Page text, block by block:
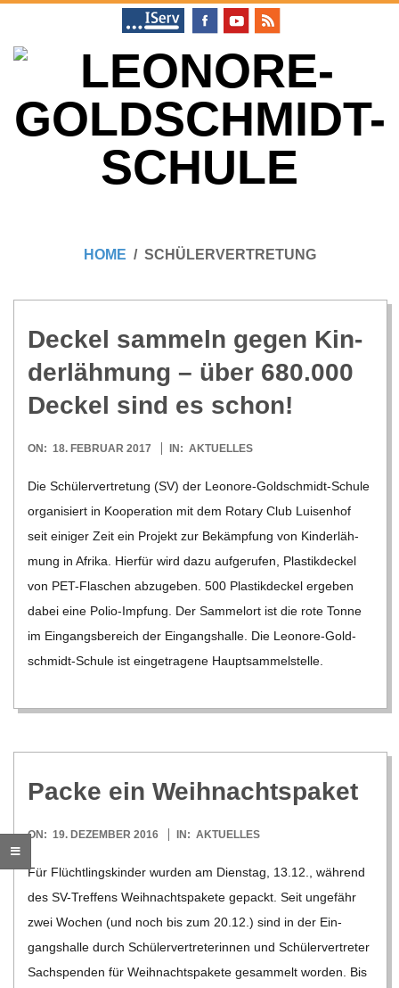
content
O
N
O
R
E
-
G
O
S
C
H
M
HOME SCHÜLERVERTRETUNG
Deckel sam­meln gegen Kin­
der­läh­mung – über 680.000
Deckel sind es schon!
2017-
ON: 18. FEBRUAR 2017 IN: AKTUELLES
Die Schü­ler­ver­tre­tung (SV) der Leo­­nore-Gol­d­­schmidt-Schule
orga­ni­siert in Koope­ra­tion mit dem Rotary Club Lui­sen­hof
seit eini­ger Zeit ein Pro­jekt zur Bekämp­fung von Kin­der­läh­
mung in Afrika. Hier­für wird dazu auf­ge­ru­fen, Plas­tik­de­ckel
von PET-Fla­­schen abzu­ge­ben. 500 Plas­tik­de­ckel erge­ben
dabei eine Polio-Imp­­fung. Der Sam­mel­ort ist die rote Tonne
im Ein­gangs­be­reich der Ein­gangs­halle. Die Leo­­nore-Gol­d­­
schmidt-Schule ist ein­ge­tra­gene Haupt­sam­mel­stelle.
Packe ein Weihnachtspaket
2016-
ON: 19. DEZEMBER 2016 IN: AKTUELLES
Für Flücht­lings­kin­der wur­den am Diens­tag, 13.12., wäh­rend
des SV-Tre­f­­fens Weih­nachts­pa­kete gepackt. Seit unge­fähr
zwei Wochen (und noch bis zum 20.12.) sind in der Ein­
gangs­halle durch Schü­ler­ver­tre­te­rin­nen und Schü­ler­ver­tre­ter
Sach­spen­den für Weih­nachts­pa­kete gesam­melt wor­den. Bis